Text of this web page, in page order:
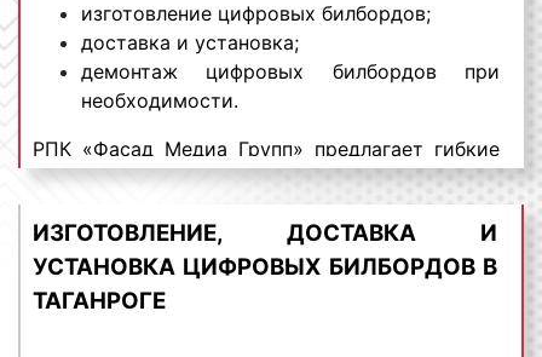
изготовление цифровых билбордов;
доставка и установка;
демонтаж цифровых билбордов при
необходимости.
РПК «Фасад Медиа Групп» предлагает гибкие
условия и выгодные цены изготовления
цифровых билбордов в Таганроге и Ростовской
области. Для получения коммерческого
предложения по изготовлению и установке
диджитал билбордов в Таганроге обращайтесь
ИЗГОТОВЛЕНИЕ, ДОСТАВКА И
УСТАНОВКА ЦИФРОВЫХ БИЛБОРДОВ В
ТАГАНРОГЕ